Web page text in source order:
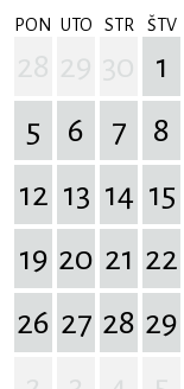
PON UTO STR ŠTV
1
5
6 7 8
12 13 14 15
19 20 21 22
26 27 28 29